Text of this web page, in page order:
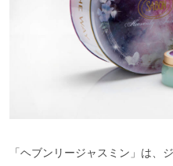
「ヘブンリージャスミン」は、